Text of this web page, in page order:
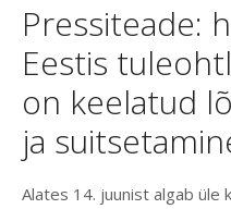
Pressiteade:
Eestis
on keelatud
ja
Alates 14. juunist algab üle